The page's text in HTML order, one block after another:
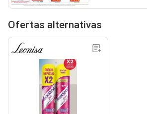
Ofertas alternativas